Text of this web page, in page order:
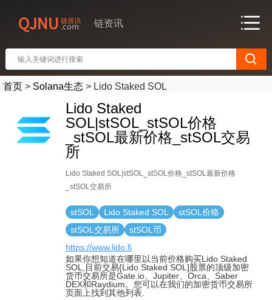
链资讯
首页 > Solana生态 > Lido Staked SOL
Lido Staked
SOL|stSOL_stSOL价格
_stSOL最新价格_stSOL交易
所
Lido Staked SOL|stSOL_stSOL价格_stSOL最新价格
_stSOL交易所
stSOL Lido Staked SOL
stSOL价格
stSOL交易所
stSOL币
https://www.lido.fi
如果你想知道在哪里以当前价格购买Lido Staked
SOL,目前交易{Lido Staked SOL]股票的顶级加密
货币交易所是Gate.io、Jupiter、Orca、Saber
DEX和Raydium。您可以在我们的加密货币交易所
页面上找到其他列表.